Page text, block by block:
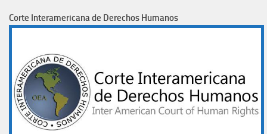
Corte Interamericana de Derechos Humanos